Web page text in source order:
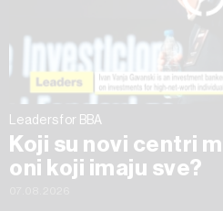
trenutku opozvati bez
Leaders for BBA
Koji su novi centri
oni koji imaju sve?